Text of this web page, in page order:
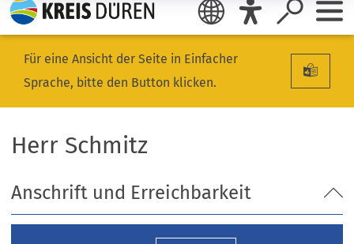
Für eine Ansicht der Seite in Einfacher
Sprache, bitte den Button klicken.
Herr Schmitz
Anschrift und Erreichbarkeit